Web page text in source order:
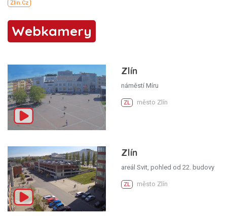
Webkamery
Zlín
náměstí Míru
ZL město Zlín
Zlín
areál Svit, pohled od 22. budovy
ZL město Zlín